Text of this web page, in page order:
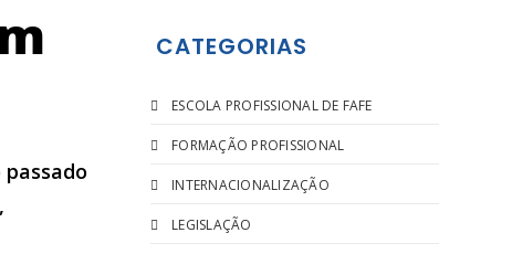
CATEGORIAS
ESCOLA PROFISSIONAL DE FAFE
FORMAÇÃO PROFISSIONAL
INTERNACIONALIZAÇÃO
LEGISLAÇÃO